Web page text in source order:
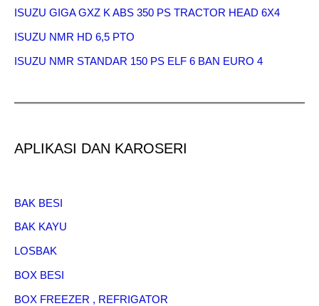
ISUZU GIGA GXZ K ABS 350 PS TRACTOR HEAD 6X4
ISUZU NMR HD 6,5 PTO
ISUZU NMR STANDAR 150 PS ELF 6 BAN EURO 4
APLIKASI DAN KAROSERI
BAK BESI
BAK KAYU
LOSBAK
BOX BESI
BOX FREEZER , REFRIGATOR